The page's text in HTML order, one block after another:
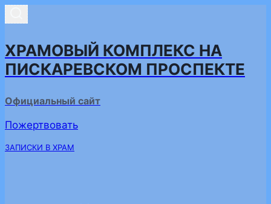
содержимому
ХРАМОВЫЙ КОМПЛЕКС НА
ПИСКАРЕВСКОМ ПРОСПЕКТЕ
Официальный сайт
Пожертвовать
ЗАПИСКИ В ХРАМ